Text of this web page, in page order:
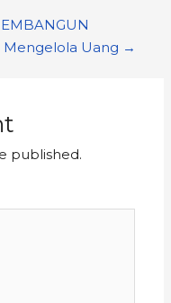
Mengelola Uang →
published.